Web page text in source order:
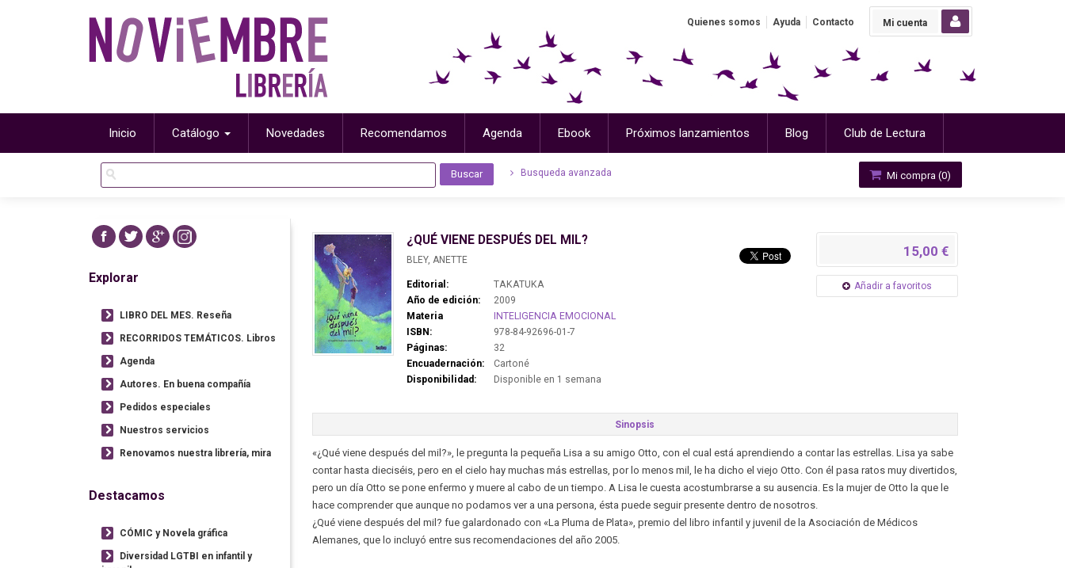
Mi cuenta
Quienes somos Ayuda Contacto
Inicio Catálogo Novedades Recomendamos Agenda Ebook Próximos lanzamientos Blog Club de Lectura
Busqueda avanzada Mi compra (0)
¿QUÉ VIENE DESPUÉS DEL MIL?
BLEY, ANETTE
Editorial:
TAKATUKA
Año de edición:
2009
Materia
INTELIGENCIA EMOCIONAL
ISBN:
978-84-92696-01-7
Páginas:
32
Encuadernación:
Cartoné
Disponibilidad:
Disponible en 1 semana
15,00 €
Añadir a favoritos
Sinopsis
«¿Qué viene después del mil?», le pregunta la pequeña Lisa a su amigo Otto, con el cual está aprendiendo a contar las estrellas. Lisa ya sabe
contar hasta dieciséis, pero en el cielo hay muchas más estrellas, por lo menos mil, le ha dicho el viejo Otto. Con él pasa ratos muy divertidos,
pero un día Otto se pone enfermo y muere al cabo de un tiempo. A Lisa le cuesta acostumbrarse a su ausencia. Es la mujer de Otto la que le
hace comprender que aunque no podamos ver a una persona, ésta puede seguir presente dentro de nosotros.
¿Qué viene después del mil? fue galardonado con «La Pluma de Plata», premio del libro infantil y juvenil de la Asociación de Médicos
Alemanes, que lo incluyó entre sus recomendaciones del año 2005.
Explorar
LIBRO DEL MES. Reseña
RECORRIDOS TEMÁTICOS. Libros
Agenda
Autores. En buena compañía
Pedidos especiales
Nuestros servicios
Renovamos nuestra librería, mira
Destacamos
CÓMIC y Novela gráfica
Diversidad LGTBI en infantil y